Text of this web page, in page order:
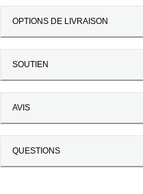
OPTIONS DE LIVRAISON
SOUTIEN
AVIS
QUESTIONS